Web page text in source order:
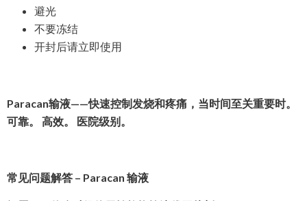
避光
不要冻结
开封后请立即使用
Paracan输液——快速控制发烧和疼痛，当时间至关重要时。
可靠。 高效。 医院级别。
常见问题解答 – Paracan 输液